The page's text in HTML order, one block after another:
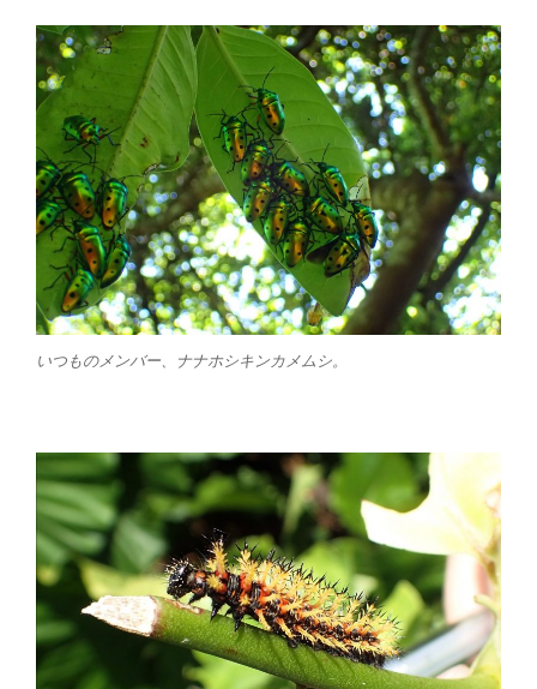
いつものメンバー、ナナホシキンカメムシ。